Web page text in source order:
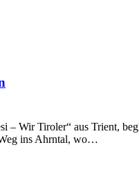
Wir Tiroler“ aus Trient,
ins Ahrntal, wo…